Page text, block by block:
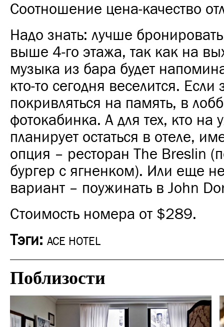
Соотношение цена-качество
Надо знать: лучше
выше 4-го этажа, так как на
музыка из бара будет
кто-то сегодня веселится. Если
покривляться на память, в
фотокабинка. А для тех, кто на
планирует остаться в отеле,
опция – ресторан The Breslin
бургер с ягненком). Или еще
вариант – поужинать в John
Стоимость номера от $289.
Тэги: ACE HOTEL
Поблизости